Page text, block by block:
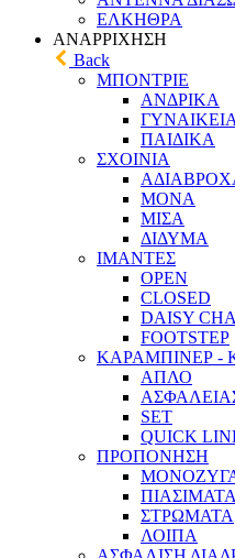
ΕΛΚΗΘΡΑ
ΑΝΑΡΡΙΧΗΣΗ
Back
ΜΠΟΝΤΡΙΕ
ΑΝΔΡΙΚΑ
ΓΥΝΑΙΚΕΙΑ
ΠΑΙΔΙΚΑ
ΣΧΟΙΝΙΑ
ΜΟΝΑ
ΜΙΣΑ
ΔΙΔΥΜΑ
ΙΜΑΝΤΕΣ
OPEN
CLOSED
DAISY
FOOTSTEP
ΚΑΡΑΜΠΙΝΕΡ -
ΑΠΛΟ
SET
QUICK
ΠΡΟΠΟΝΗΣΗ
ΜΟΝΟΖΥΓΑ
ΠΙΑΣΙΜΑΤΑ
ΣΤΡΩΜΑΤΑ
ΛΟΙΠΑ